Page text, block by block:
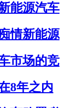
能源汽车
情新能源
市场的竞
8年之内